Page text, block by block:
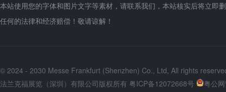
本站使用您的字体和图片文字等素材，请联系我们，本站核实后将立即
任何的法律和经济赔偿！敬请谅解！
© 2024 - 2030 Messe Frankfurt (Shenzhen) Co., Ltd, All rights
法兰克福展览（深圳）有限公司版权所有 粤ICP备12072668号 粤公